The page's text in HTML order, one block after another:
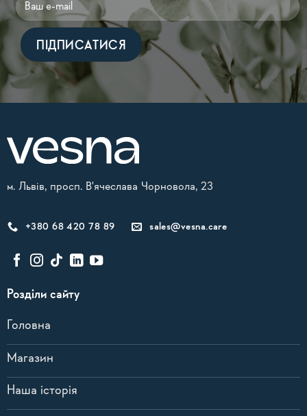
Alternative:
м. Львів, просп. В'ячеслава Чорновола, 23
+380 68 420 78 89 sales@vesna.care
Розділи сайту
Головна
Магазин
Наша історія